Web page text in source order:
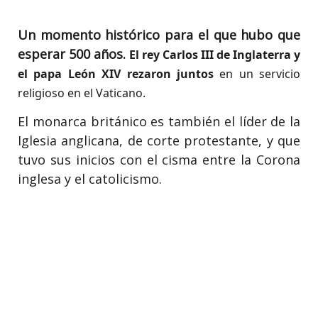
Un momento histórico para el que hubo que
esperar 500 años. El rey Carlos III de Inglaterra y
el papa León XIV rezaron juntosen un servicio
religioso en el Vaticano.
El monarca británico es también el líder de la
Iglesia anglicana, de corte protestante, y que
tuvo sus inicios con el cisma entre la Corona
inglesa y el catolicismo.